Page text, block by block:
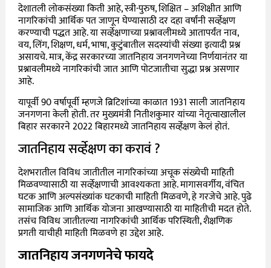
देशातली लोकसंख्या किती आहे, स्त्री-पुरुष, शिक्षित – अशिक्षीत आणि
नागरिकांची आर्थिक पत जाणून घेण्यासाठी दर दहा वर्षांनी सर्व्हेक्षण
करण्याची पद्धत आहे. या सर्व्हेक्षणाच्या प्रश्नावलीमध्ये आतापर्यंत नाव,
वय, लिंग, शिक्षण, धर्म, भाषा, कुटुंबातील सदस्यांची संख्या इत्यादी प्रश्न
असायचे. मात्र, केंद्र सरकारच्या जातनिहाय जनगणनेच्या निर्णयानंतर या
प्रश्नावलीमध्ये नागरिकांची जात आणि पोटजातीचा सुद्धा प्रश्न असणार
आहे.
यापूर्वी 90 वर्षापूर्वी म्हणजे ब्रिटिशांच्या काळात 1931 साली जातनिहाय
जनगणना केली होती. तर मुख्यमंत्री नितीशकुमार यांच्या नेतृत्वाखालील
बिहार सरकारने 2022 बिहारमध्ये जातनिहाय सर्व्हेक्षण केलं होतं.
जातनिहाय सर्व्हेक्षण का करावं ?
देशभरातील विविध जातीतील नागरिकांच्या अचूक संख्येची माहिती
मिळवण्यासाठी या सर्व्हेक्षणाची आवश्यकता आहे. मागासवर्गीय, वंचित
घटक आणि अल्पसंख्यांक घटकाची माहिती मिळवणे, हे गरजेचे आहे. पुढे
सामाजिक आणि आर्थिक योजना आखण्यासाठी या माहितीची मदत होते.
तसंच विविध जातीतल्या नागरिकांची आर्थिक परिस्थिती, शैक्षणिक
प्रगती याचीही माहिती मिळवणे हा उद्देश आहे.
जातनिहाय जनगणनेचे फायदे